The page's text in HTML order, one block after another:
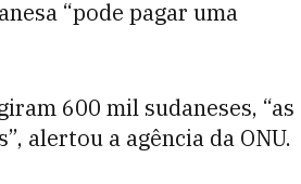
“pode pagar uma
600 mil sudaneses, “as
alertou a agência da ONU.